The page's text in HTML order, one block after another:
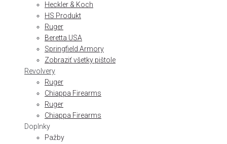
Heckler & Koch
HS Produkt
Ruger
Beretta USA
Springfield Armory
Zobraziť všetky pištole
Revolvery
Ruger
Chiappa Firearms
Ruger
Chiappa Firearms
Doplnky
Pažby